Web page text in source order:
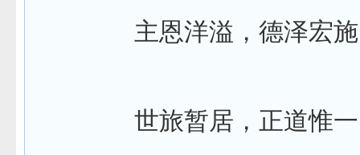
主恩洋溢，德泽宏
世旅暂居，正道惟